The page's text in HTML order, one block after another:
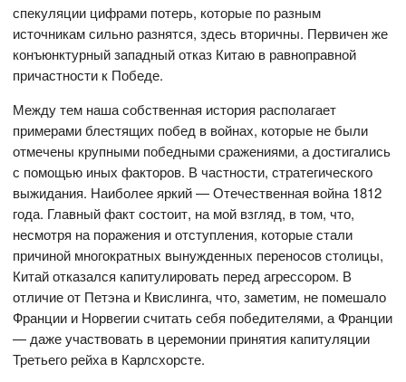
спекуляции цифрами потерь, которые по разным
источникам сильно разнятся, здесь вторичны. Первичен же
конъюнктурный западный отказ Китаю в равноправной
причастности к Победе.
Между тем наша собственная история располагает
примерами блестящих побед в войнах, которые не были
отмечены крупными победными сражениями, а достигались
с помощью иных факторов. В частности, стратегического
выжидания. Наиболее яркий — Отечественная война 1812
года. Главный факт состоит, на мой взгляд, в том, что,
несмотря на поражения и отступления, которые стали
причиной многократных вынужденных переносов столицы,
Китай отказался капитулировать перед агрессором. В
отличие от Петэна и Квислинга, что, заметим, не помешало
Франции и Норвегии считать себя победителями, а Франции
— даже участвовать в церемонии принятия капитуляции
Третьего рейха в Карлсхорсте.